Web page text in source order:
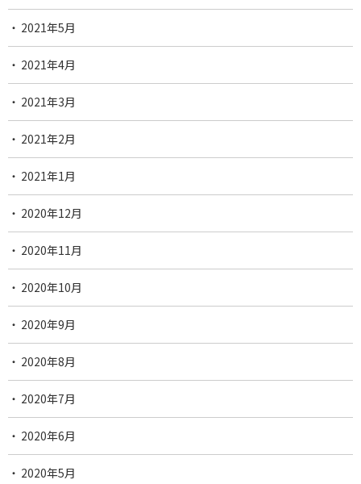
2021年5月
2021年4月
2021年3月
2021年2月
2021年1月
2020年12月
2020年11月
2020年10月
2020年9月
2020年8月
2020年7月
2020年6月
2020年5月